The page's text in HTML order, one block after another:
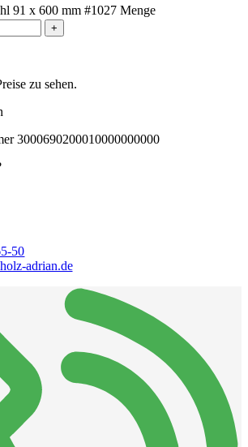
91 x 600 mm #1027 Menge
+
zu sehen.
3000690200010000000000
50
adrian.de